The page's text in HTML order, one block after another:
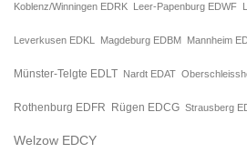
Koblenz/Winningen EDRK Leer-Papenburg EDWF
Leverkusen EDKL Magdeburg EDBM Mannheim
Münster-Telgte EDLT Nardt EDAT
Rothenburg EDFR Rügen EDCG Strausberg
Welzow EDCY